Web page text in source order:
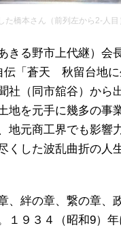
た橋本さん（前列左から2-人
きる野市上代継）会
伝「蒼天 秋留台地
社（同市舘谷）から
地を元手に幾多の事
地元商工界でも影響
くした波乱曲折の人
、絆の章、繋の章、
１９３４（昭和9）